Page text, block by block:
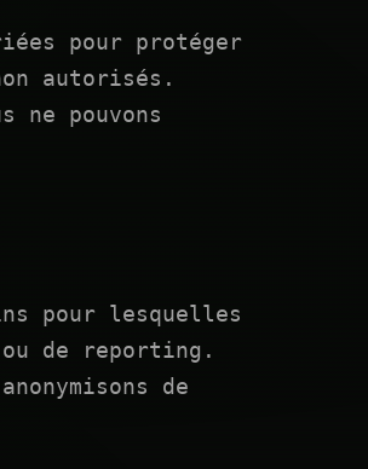
pour protéger
autorisés.
ne pouvons
pour lesquelles
de reporting.
de